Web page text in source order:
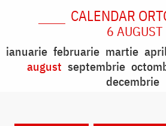
CALENDAR
6 AUGUST
ianuarie februarie martie
august septembrie
decembrie